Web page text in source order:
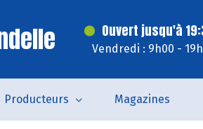
Ouvert jusqu'à
Vendredi : 9h00 -
Producteurs Magazines